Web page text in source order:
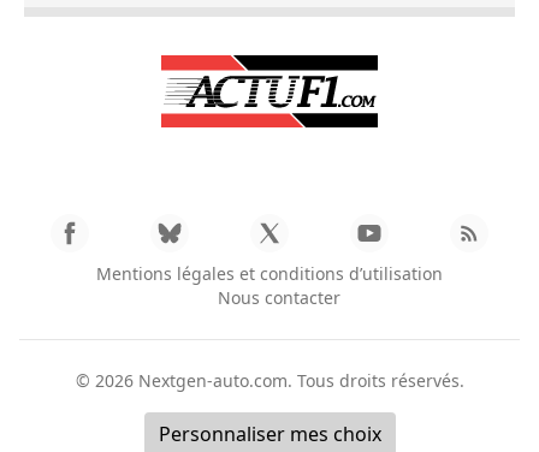
Mentions légales et conditions d’utilisation
Nous contacter
© 2026 Nextgen-auto.com. Tous droits réservés.
Personnaliser mes choix